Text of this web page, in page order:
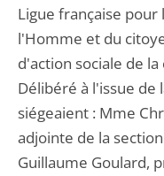
Ligue française
l'Homme et du
d'action sociale de
Délibéré à l'issue de
siégeaient : Mme
adjointe de la
Guillaume Goulard,